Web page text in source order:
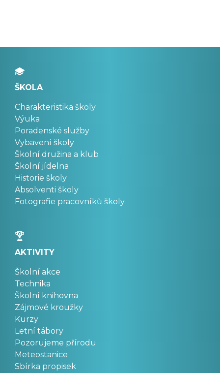
ŠKOLA
Charakteristika školy
Výuka
Poradenské služby
Vybavení školy
Školní družina a klub
Školní jídelna
Historie školy
Absolventi školy
Fotografie pracovníků školy
AKTIVITY
Školní akce
Technika
Školní knihovna
Zájmové kroužky
Kurzy
Letní tábory
Pozorujeme přírodu
Meteostanice
Sbírka propisek